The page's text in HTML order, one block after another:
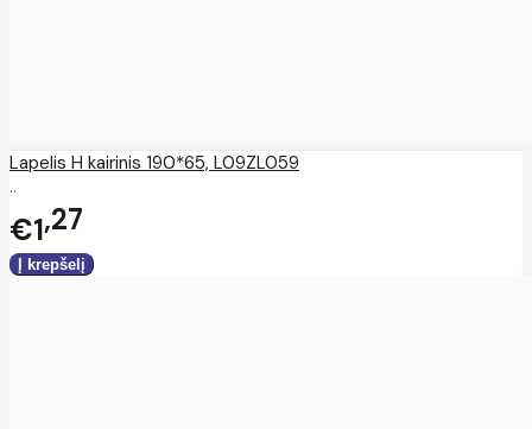
Lapelis H kairinis 190*65, L09ZL059
..
€1 27